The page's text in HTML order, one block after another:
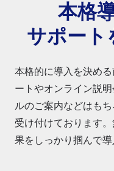
本格
サポート
本格的に導入を決め
ートやオンライン説
ルのご案内などはも
受け付けております
果をしっかり掴んで導